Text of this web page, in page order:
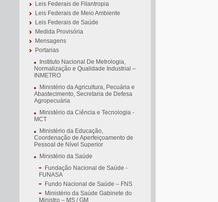
Leis Federais de Filantropia
Leis Federais de Meio Ambiente
Leis Federais de Saúde
Medida Provisória
Mensagens
Portarias
Instituto Nacional De Metrologia,
Normalização e Qualidade Industrial –
INMETRO
Ministério da Agricultura, Pecuária e
Abastecimento, Secretaria de Defesa
Agropecuária
Ministério da Ciência e Tecnologia -
MCT
Ministério da Educação,
Coordenação de Aperfeiçoamento de
Pessoal de Nível Superior
Ministério da Saúde
Fundação Nacional de Saúde -
FUNASA
Fundo Nacional de Saúde – FNS
Ministério da Saúde Gabinete do
Ministro – MS / GM